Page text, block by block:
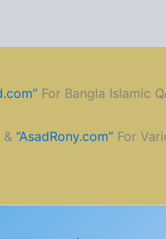
For Bangla Islamic
& “AsadRony.com” For